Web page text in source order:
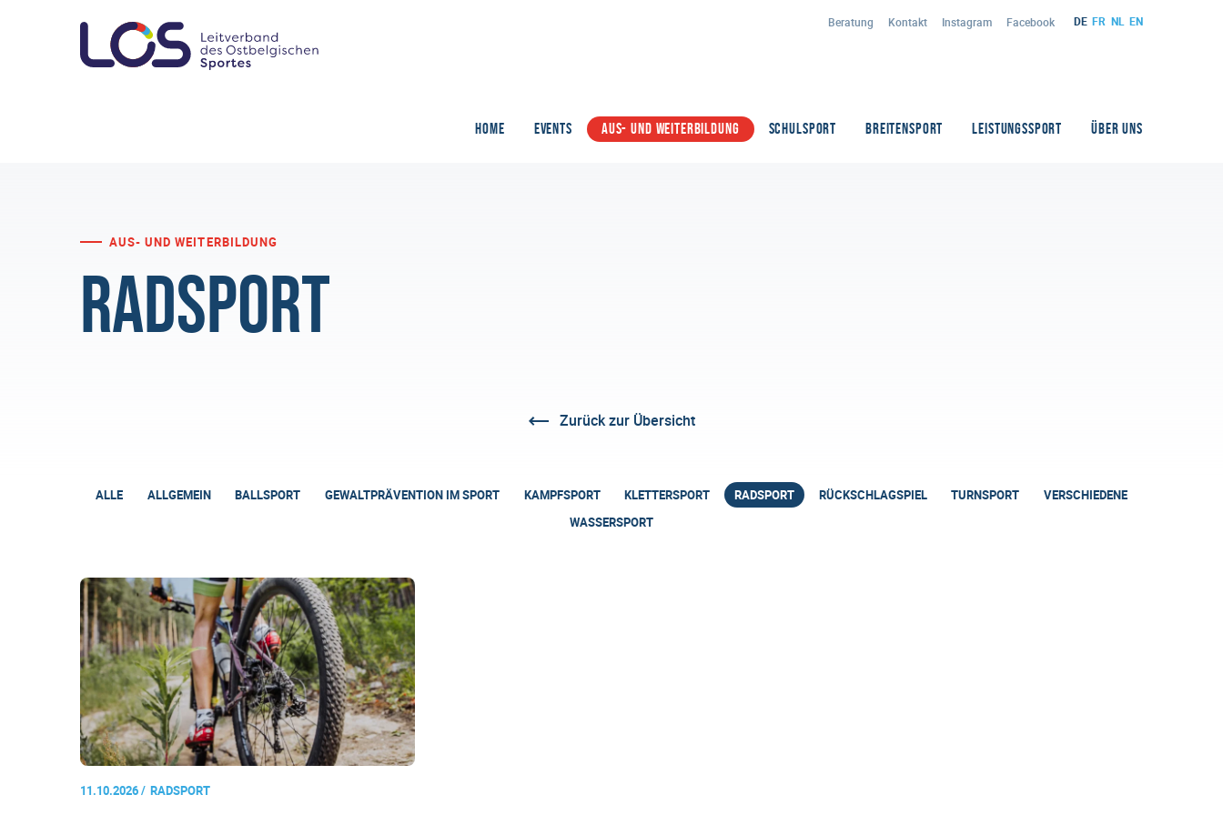
Beratung Kontakt Instagram Facebook DE FR NL EN
HOME EVENTS AUS- UND WEITERBILDUNG SCHULSPORT BREITENSPORT LEISTUNGSSPORT ÜBER UNS
AUS- UND WEITERBILDUNG
Radsport
Zurück zur Übersicht
ALLE ALLGEMEIN BALLSPORT GEWALTPRÄVENTION IM SPORT KAMPFSPORT KLETTERSPORT RADSPORT RÜCKSCHLAGSPIEL TURNSPORT
VERSCHIEDENE
WASSERSPORT
11.10.2026 RADSPORT